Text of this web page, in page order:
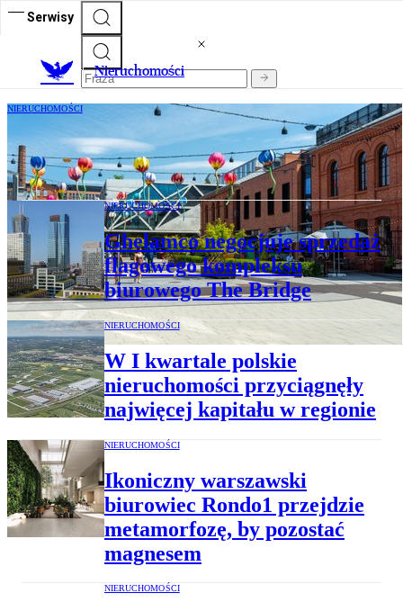
Serwisy
Nieruchomości
NIERUCHOMOŚCI
Siedziby firm. Deweloperzy i najemcy
biur przekraczają Wisłę
NIERUCHOMOŚCI
Ghelamco negocjuje sprzedaż
flagowego kompleksu
biurowego The Bridge
NIERUCHOMOŚCI
W I kwartale polskie
nieruchomości przyciągnęły
najwięcej kapitału w regionie
NIERUCHOMOŚCI
Ikoniczny warszawski
biurowiec Rondo1 przejdzie
metamorfozę, by pozostać
magnesem
NIERUCHOMOŚCI